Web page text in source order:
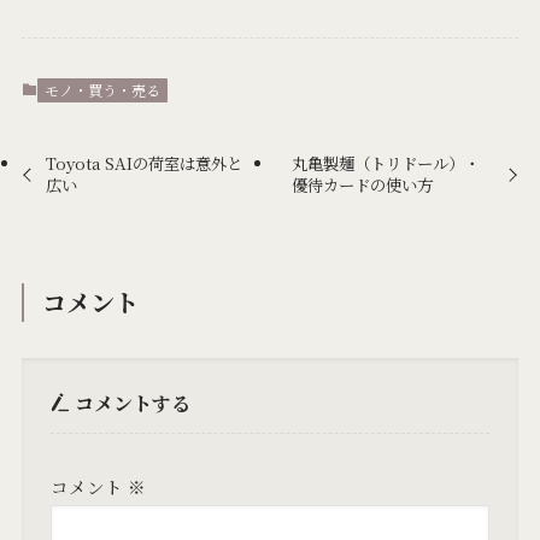
モノ・買う・売る
Toyota SAIの荷室は意外と
広い
丸亀製麺（トリドール）・
優待カードの使い方
コメント
コメントする
コメント ※